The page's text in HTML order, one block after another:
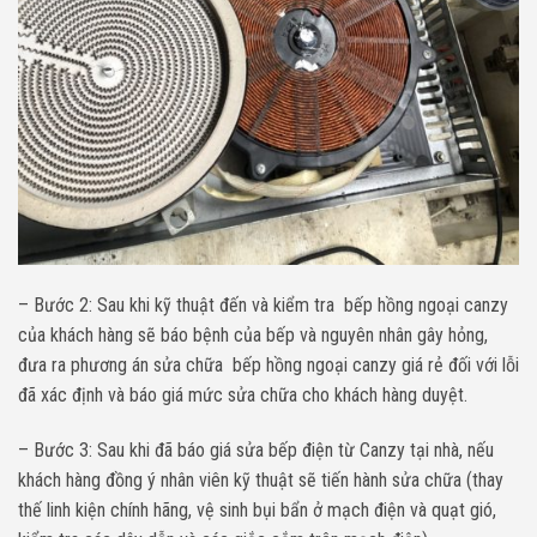
– Bước 2: Sau khi kỹ thuật đến và kiểm tra bếp hồng ngoại canzy
của khách hàng sẽ báo bệnh của bếp và nguyên nhân gây hỏng,
đưa ra phương án sửa chữa bếp hồng ngoại canzy giá rẻ đối với lỗi
đã xác định và báo giá mức sửa chữa cho khách hàng duyệt.
– Bước 3: Sau khi đã báo giá sửa bếp điện từ Canzy tại nhà, nếu
khách hàng đồng ý nhân viên kỹ thuật sẽ tiến hành sửa chữa (thay
thế linh kiện chính hãng, vệ sinh bụi bẩn ở mạch điện và quạt gió,